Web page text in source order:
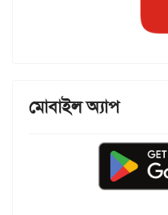
মোবাইল অ্যাপ